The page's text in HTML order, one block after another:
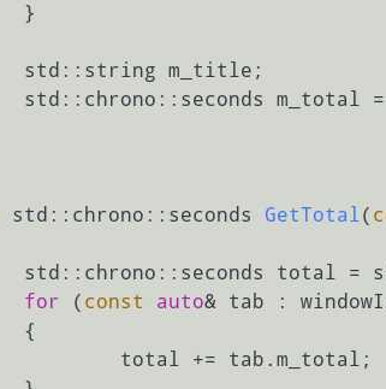
std::chrono::seconds m_total
std:: chrono::seconds GetTotal(
std::chrono::seconds total =
for
( const auto& tab :